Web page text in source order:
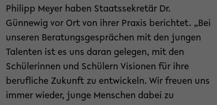
Philipp Meyer haben Staatssekretär Dr.
Günnewig vor Ort von ihrer Praxis berichtet. „Bei
unseren Beratungsgesprächen mit den jungen
Talenten ist es uns daran gelegen, mit den
Schülerinnen und Schülern Visionen für ihre
berufliche Zukunft zu entwickeln. Wir freuen uns
immer wieder, junge Menschen dabei zu